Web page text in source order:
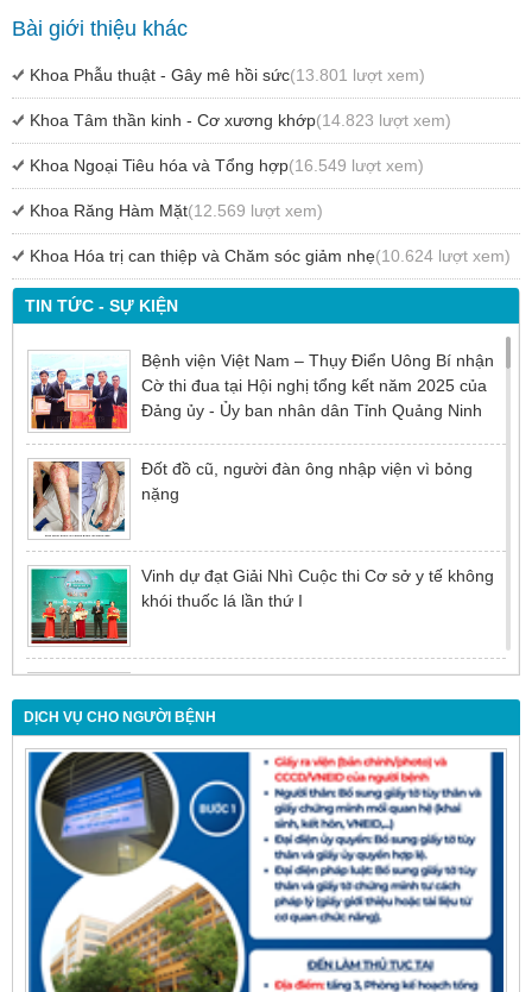
TIN TỨC - SỰ KIỆN
Bệnh viện Việt Nam – Thụy Điển Uông Bí nhận
Cờ thi đua tại Hội nghị tổng kết năm 2025 của
Đảng ủy - Ủy ban nhân dân Tỉnh Quảng Ninh
Đốt đồ cũ, người đàn ông nhập viện vì bỏng
nặng
Vinh dự đạt Giải Nhì Cuộc thi Cơ sở y tế không
khói thuốc lá lần thứ I
chậm trễ
Nội soi mật tụy ngược dòng – Giải pháp tối ưu
cho người bệnh sỏi ống mật chủ
DỊCH VỤ CHO NGƯỜI BỆNH
Bài giới thiệu khác
Khoa Phẫu thuật - Gây mê hồi sức(13.801 lượt xem)
Khoa Tâm thần kinh - Cơ xương khớp(14.823 lượt xem)
Khoa Ngoại Tiêu hóa và Tổng hợp(16.549 lượt xem)
Khoa Răng Hàm Mặt(12.569 lượt xem)
Khoa Hóa trị can thiệp và Chăm sóc giảm nhẹ(10.624 lượt xem)